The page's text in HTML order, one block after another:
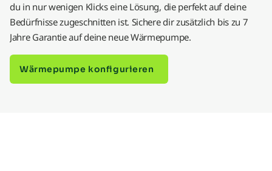
du in nur wenigen Klicks eine Lösung, die perfekt auf deine
Bedürfnisse zugeschnitten ist. Sichere dir zusätzlich bis zu 7
Jahre Garantie auf deine neue Wärmepumpe.
Wärmepumpe konfigurieren